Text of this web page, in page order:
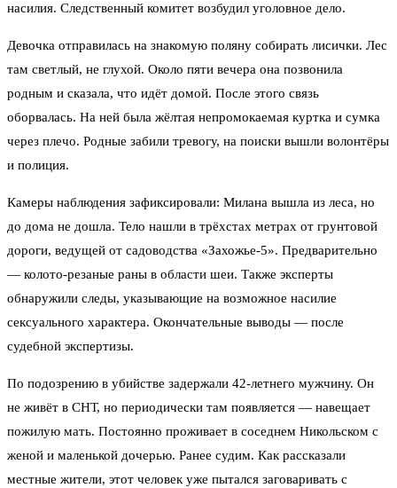
насилия. Следственный комитет возбудил уголовное дело.
Девочка отправилась на знакомую поляну собирать лисички. Лес
там светлый, не глухой. Около пяти вечера она позвонила
родным и сказала, что идёт домой. После этого связь
оборвалась. На ней была жёлтая непромокаемая куртка и сумка
через плечо. Родные забили тревогу, на поиски вышли волонтёры
и полиция.
Камеры наблюдения зафиксировали: Милана вышла из леса, но
до дома не дошла. Тело нашли в трёхстах метрах от грунтовой
дороги, ведущей от садоводства «Захожье-5». Предварительно
— колото-резаные раны в области шеи. Также эксперты
обнаружили следы, указывающие на возможное насилие
сексуального характера. Окончательные выводы — после
судебной экспертизы.
По подозрению в убийстве задержали 42-летнего мужчину. Он
не живёт в СНТ, но периодически там появляется — навещает
пожилую мать. Постоянно проживает в соседнем Никольском с
женой и маленькой дочерью. Ранее судим. Как рассказали
местные жители, этот человек уже пытался заговаривать с